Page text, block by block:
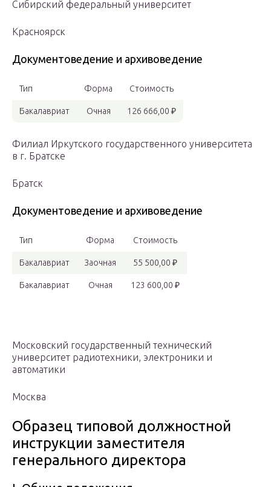
Сибирский федеральный университет
Красноярск
Документоведение и архивоведение
Тип Форма Стоимость
Бакалавриат Очная 126 666,00 ₽
Филиал Иркутского государственного университета
в г. Братске
Братск
Документоведение и архивоведение
Тип Форма Стоимость
Бакалавриат Заочная 55 500,00 ₽
Бакалавриат Очная 123 600,00 ₽
Московский государственный технический
университет радиотехники, электроники и
автоматики
Москва
Образец типовой должностной
инструкции заместителя
генерального директора